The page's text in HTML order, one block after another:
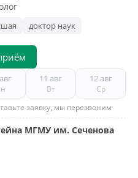
доктор наук
11 авг
Вт
12 авг
Ср
заявку, мы перезвоним
МГМУ им. Сеченова